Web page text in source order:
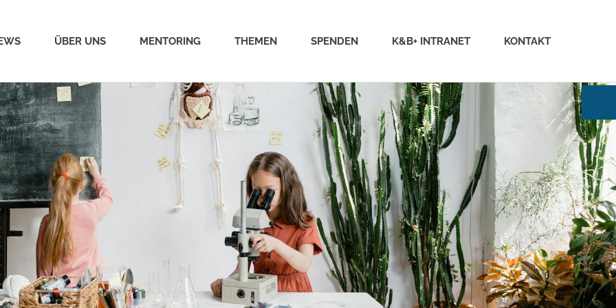
ÜBER UNS MENTORING THEMEN SPENDEN K&B+ INTRANET KONTAKT